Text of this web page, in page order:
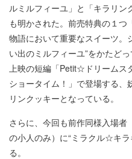
ルミルフィーユ」と「キラリン
も明かされた。前売特典の１つ
物語において重要なスイーツ。
い出のミルフィーユ”をかたど
上映の短編「Petit☆ドリームス
ショータイム！」で登場する、
リンクッキーとなっている。
さらに、今回も前作同様入場者
の小人のみ）に“ミラクル☆キ
る。